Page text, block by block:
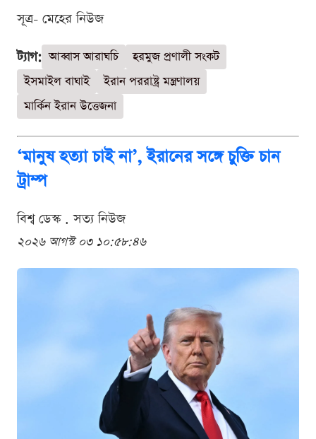
সূত্র- মেহের নিউজ
ট্যাগ: আব্বাস আরাঘচি
হরমুজ প্রণালী সংকট
ইসমাইল বাঘাই
ইরান পররাষ্ট্র মন্ত্রণালয়
মার্কিন ইরান উত্তেজনা
‘মানুষ হত্যা চাই না’, ইরানের সঙ্গে চুক্তি চান
ট্রাম্প
বিশ্ব ডেস্ক . সত্য নিউজ
২০২৬ আগস্ট ০৩ ১০:৫৮:৪৬